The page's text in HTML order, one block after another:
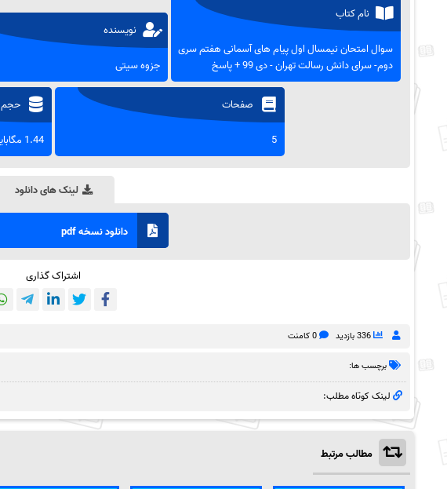
نام کتاب
سوال امتحان نیمسال اول پیام های آسمانی هفتم سری
دوم- سرای دانش رسالت تهران - دی 99 + پاسخ
نویسنده
جزوه سیتی
صفحات
5
حجم
1.44 مگابایت
لینک های دانلود
دانلود نسخه pdf
اشتراک گذاری
336 بازدید 0 کامنت
برچسب ها:
لینک کوتاه مطلب:
مطالب مرتبط